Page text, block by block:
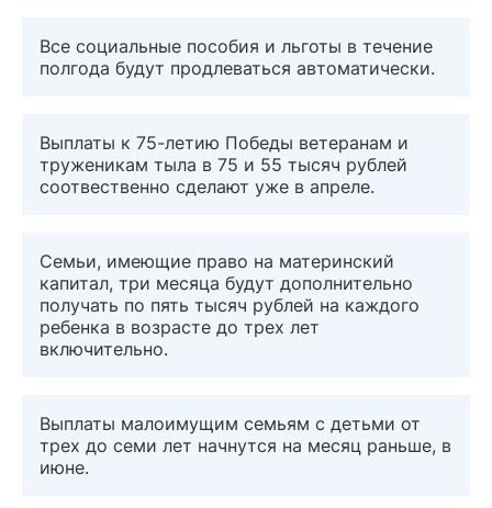
Все социальные пособия и льготы в течение
полгода будут продлеваться автоматически.
Выплаты к 75-летию Победы ветеранам и
труженикам тыла в 75 и 55 тысяч рублей
соотвественно сделают уже в апреле.
Семьи, имеющие право на материнский
капитал, три месяца будут дополнительно
получать по пять тысяч рублей на каждого
ребенка в возрасте до трех лет
включительно.
Выплаты малоимущим семьям с детьми от
трех до семи лет начнутся на месяц раньше, в
июне.